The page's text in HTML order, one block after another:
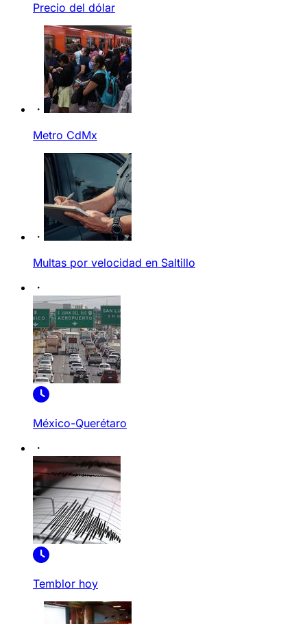
Precio del dólar
Metro CdMx
Multas por velocidad en Saltillo
México-Querétaro
Temblor hoy